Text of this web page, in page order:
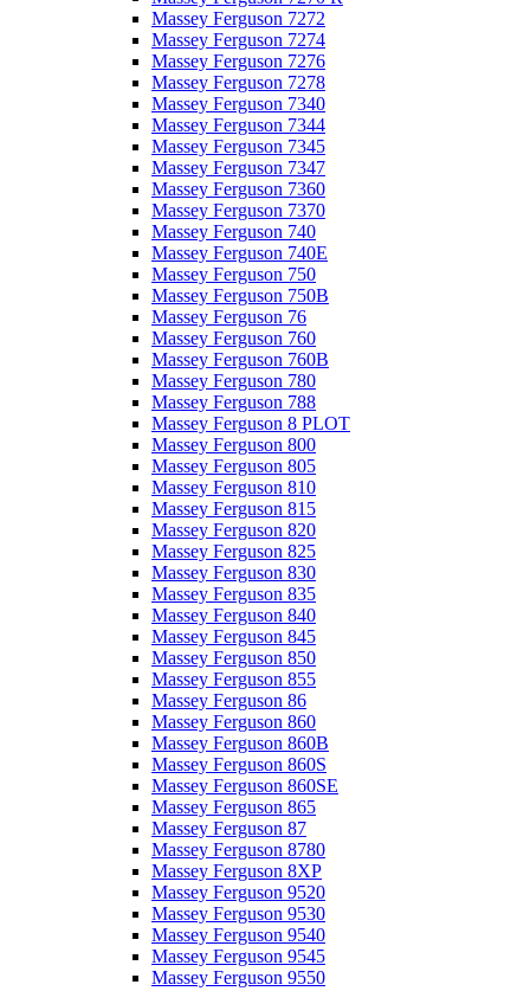
Massey Ferguson 7272
Massey Ferguson 7274
Massey Ferguson 7276
Massey Ferguson 7278
Massey Ferguson 7340
Massey Ferguson 7344
Massey Ferguson 7345
Massey Ferguson 7347
Massey Ferguson 7360
Massey Ferguson 7370
Massey Ferguson 740
Massey Ferguson 740E
Massey Ferguson 750
Massey Ferguson 750B
Massey Ferguson 76
Massey Ferguson 760
Massey Ferguson 760B
Massey Ferguson 780
Massey Ferguson 788
Massey Ferguson 8 PLOT
Massey Ferguson 800
Massey Ferguson 805
Massey Ferguson 810
Massey Ferguson 815
Massey Ferguson 820
Massey Ferguson 825
Massey Ferguson 830
Massey Ferguson 835
Massey Ferguson 840
Massey Ferguson 845
Massey Ferguson 850
Massey Ferguson 855
Massey Ferguson 86
Massey Ferguson 860
Massey Ferguson 860B
Massey Ferguson 860S
Massey Ferguson 860SE
Massey Ferguson 865
Massey Ferguson 87
Massey Ferguson 8780
Massey Ferguson 8XP
Massey Ferguson 9520
Massey Ferguson 9530
Massey Ferguson 9540
Massey Ferguson 9545
Massey Ferguson 9550